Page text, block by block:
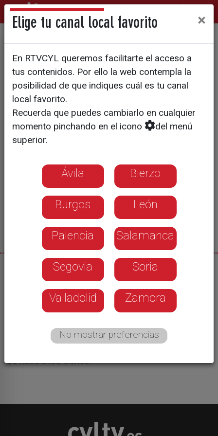
Los talleres de
mantenimiento de Renfe
abren sus puertas
27/10/2025
Renfe abre las puertas de su base de
mantenimiento en Valladolid. Son los talleres más
modernos de Europa y los más grandes de
España. Más de mil personas asistieron a las
jornadas de puertas abiertas, para conocer el
se hace a los trenes.
Elige tu canal local favorito ×
En RTVCYL queremos facilitarte el acceso a
tus contenidos. Por ello la web contempla la
posibilidad de que indiques cuál es tu canal
local favorito.
Recuerda que puedes cambiarlo en cualquier
momento pinchando en el icono
del menú
superior.
Ávila Bierzo
Burgos León
Palencia Salamanca
Segovia Soria
Valladolid Zamora
No mostrar preferencias